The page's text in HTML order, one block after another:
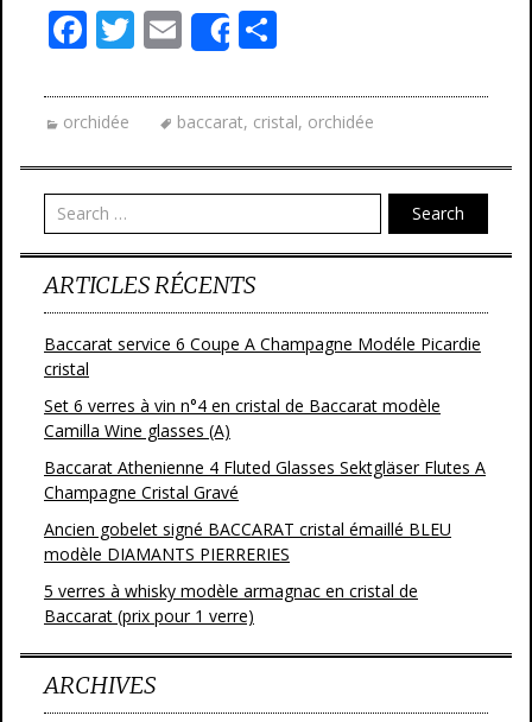
F
ac
e
b
o
o
k
T
w
itt
er
E
m
ai
l
Share
ta
g
er
orchidée baccarat, cristal, orchidée
Search
ARTICLES RÉCENTS
Baccarat service 6 Coupe A Champagne Modéle Picardie
cristal
Set 6 verres à vin n°4 en cristal de Baccarat modèle
Camilla Wine glasses (A)
Baccarat Athenienne 4 Fluted Glasses Sektgläser Flutes A
Champagne Cristal Gravé
Ancien gobelet signé BACCARAT cristal émaillé BLEU
modèle DIAMANTS PIERRERIES
5 verres à whisky modèle armagnac en cristal de
Baccarat (prix pour 1 verre)
ARCHIVES